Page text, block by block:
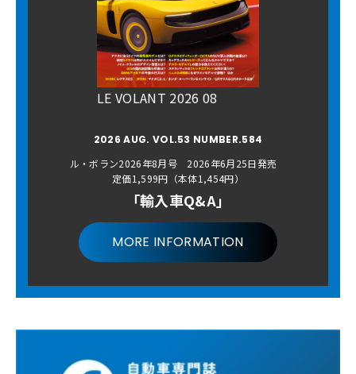
LE VOLANT 2026 08
2026 AUG. VOL.53 NUMBER.584
ル・ボラン2026年8月号 2026年6月25日発売
定価1,599円（本体1,454円）
「輸入車Q&A」
MORE INFORMATION